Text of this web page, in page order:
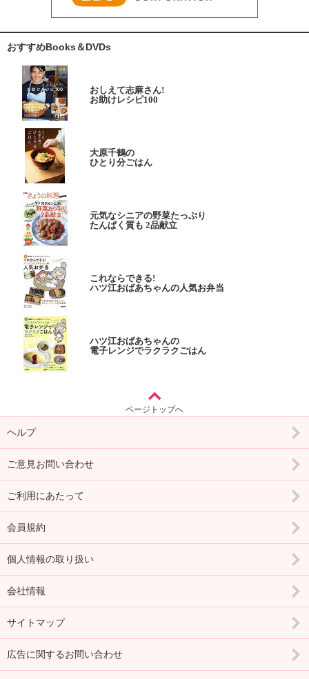
おすすめBooks＆DVDs
おしえて志麻さん!
お助けレシピ100
大原千鶴の
ひとり分ごはん
元気なシニアの野菜たっぷり
たんぱく質も 2品献立
これならできる!
ハツ江おばあちゃんの人気お弁当
ハツ江おばあちゃんの
電子レンジでラクラクごはん
ページトップへ
ヘルプ
ご意見お問い合わせ
ご利用にあたって
会員規約
個人情報の取り扱い
会社情報
サイトマップ
広告に関するお問い合わせ